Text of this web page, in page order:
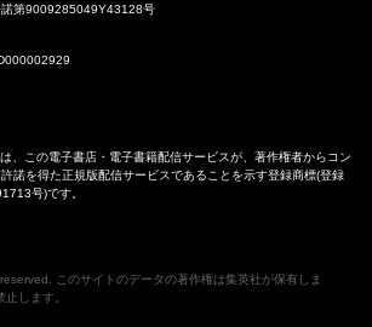
諾第9009285049Y43128号
、この電子書店・電子書籍配信サービスが、著作権者からコン
諾を得た正規版配信サービスであることを示す登録商標(登録
号)です。
このサイトのデータの著作権は集英社が保有しま
します。